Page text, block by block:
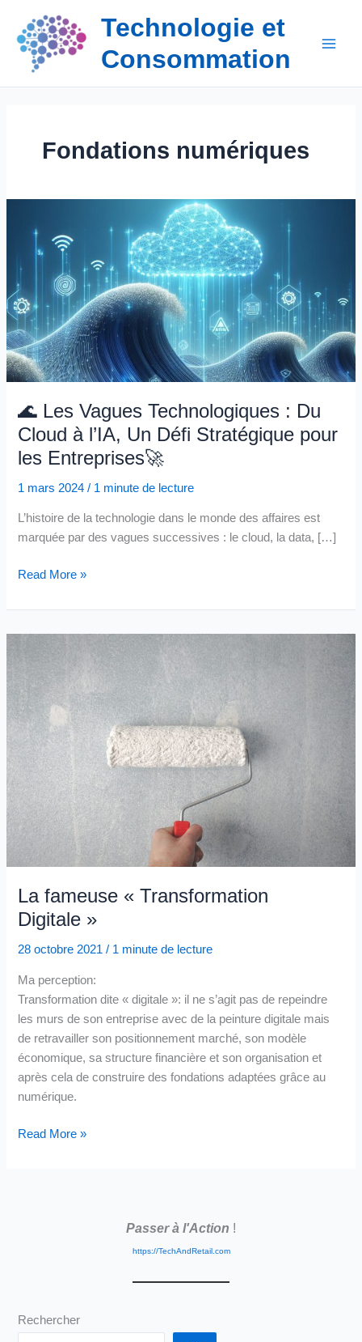
contenu
Technologie et
Consommation
Fondations numériques
🌊 Les Vagues Technologiques : Du
Cloud à l’IA, Un Défi Stratégique pour
les Entreprises🚀
1 mars 2024/ 1 minute de lecture
L’histoire de la technologie dans le monde des affaires est
marquée par des vagues successives : le cloud, la data, […]
🌊
Vagues
Technologiques
Cloud
à
l’IA,
Un
Défi
Stratégique
les
Entreprises
🚀
Read More »
La fameuse « Transformation
Digitale »
28 octobre 2021/ 1 minute de lecture
Ma perception:
Transformation dite « digitale »: il ne s’agit pas de repeindre
les murs de son entreprise avec de la peinture digitale mais
de retravailler son positionnement marché, son modèle
économique, sa structure financière et son organisation et
après cela de construire des fondations adaptées grâce au
numérique.
La
Read More »
Passer à l'Action !
https://TechAndRetail.com
Rechercher